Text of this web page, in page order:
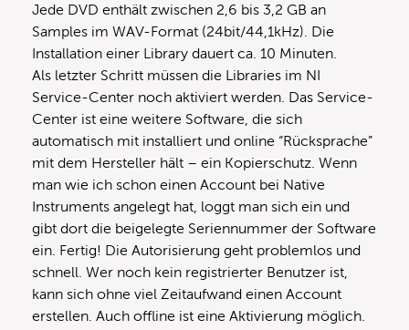
Jede DVD enthält zwischen 2,6 bis 3,2 GB an
Samples im WAV-Format (24bit/44,1kHz). Die
Installation einer Library dauert ca. 10 Minuten.
Als letzter Schritt müssen die Libraries im NI
Service-Center noch aktiviert werden. Das Service-
Center ist eine weitere Software, die sich
automatisch mit installiert und online “Rücksprache”
mit dem Hersteller hält – ein Kopierschutz. Wenn
man wie ich schon einen Account bei Native
Instruments angelegt hat, loggt man sich ein und
gibt dort die beigelegte Seriennummer der Software
ein. Fertig! Die Autorisierung geht problemlos und
schnell. Wer noch kein registrierter Benutzer ist,
kann sich ohne viel Zeitaufwand einen Account
erstellen. Auch offline ist eine Aktivierung möglich.